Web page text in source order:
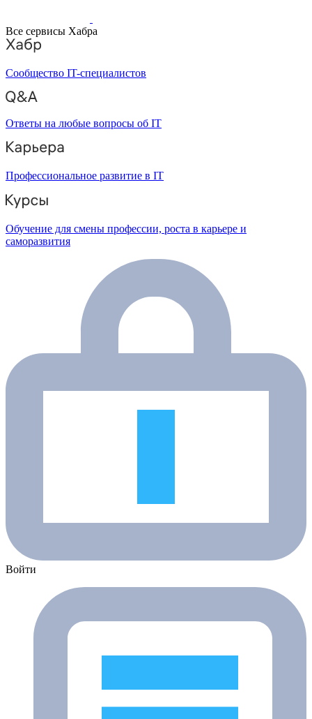
Все сервисы Хабра
Сообщество IT-специалистов
Ответы на любые вопросы об IT
Профессиональное развитие в IT
Обучение для смены профессии, роста в карьере и
саморазвития
Войти